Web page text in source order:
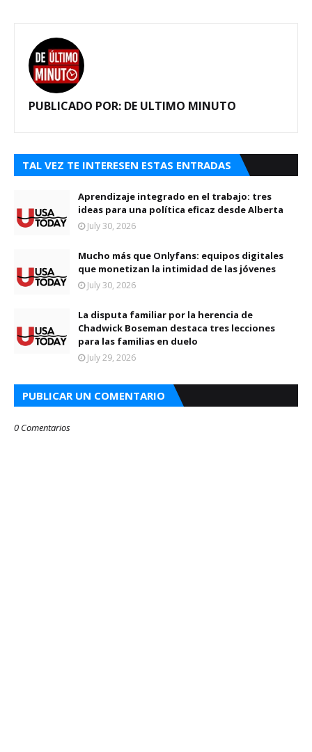
PUBLICADO POR: DE ULTIMO MINUTO
TAL VEZ TE INTERESEN ESTAS ENTRADAS
Aprendizaje integrado en el trabajo: tres
ideas para una política eficaz desde Alberta
July 30, 2026
Mucho más que Onlyfans: equipos digitales
que monetizan la intimidad de las jóvenes
July 30, 2026
La disputa familiar por la herencia de
Chadwick Boseman destaca tres lecciones
para las familias en duelo
July 29, 2026
PUBLICAR UN COMENTARIO
0 Comentarios